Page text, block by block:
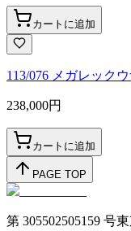
カートに追加
113/076 メガレック
238,000円
カートに追加
PAGE TOP
第 305502505159 号